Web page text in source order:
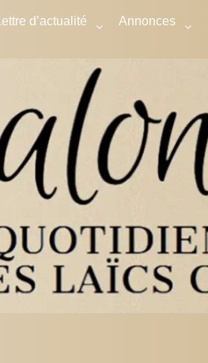
Lettre d’actualité Annonces